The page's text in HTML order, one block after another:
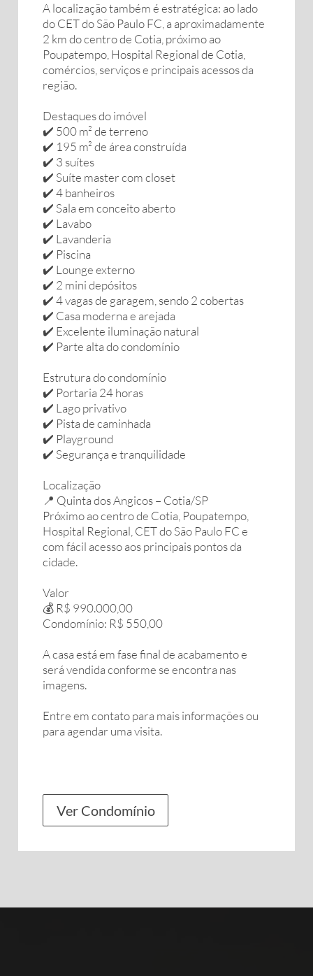
A localização também é estratégica: ao lado
do CET do São Paulo FC, a aproximadamente
2 km do centro de Cotia, próximo ao
Poupatempo, Hospital Regional de Cotia,
comércios, serviços e principais acessos da
região.
Destaques do imóvel
✔️ 500 m² de terreno
✔️ 195 m² de área construída
✔️ 3 suítes
✔️ Suíte master com closet
✔️ 4 banheiros
✔️ Sala em conceito aberto
✔️ Lavabo
✔️ Lavanderia
✔️ Piscina
✔️ Lounge externo
✔️ 2 mini depósitos
✔️ 4 vagas de garagem, sendo 2 cobertas
✔️ Casa moderna e arejada
✔️ Excelente iluminação natural
✔️ Parte alta do condomínio
Estrutura do condomínio
✔️ Portaria 24 horas
✔️ Lago privativo
✔️ Pista de caminhada
✔️ Playground
✔️ Segurança e tranquilidade
Localização
📍 Quinta dos Angicos – Cotia/SP
Próximo ao centro de Cotia, Poupatempo,
Hospital Regional, CET do São Paulo FC e
com fácil acesso aos principais pontos da
cidade.
Valor
💰 R$ 990.000,00
Condomínio: R$ 550,00
A casa está em fase final de acabamento e
será vendida conforme se encontra nas
imagens.
Entre em contato para mais informações ou
para agendar uma visita.
Ver Condomínio